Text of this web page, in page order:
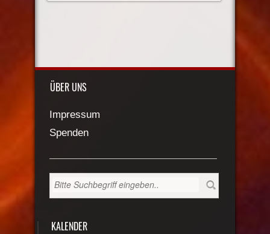
ÜBER UNS
Impressum
Spenden
KALENDER